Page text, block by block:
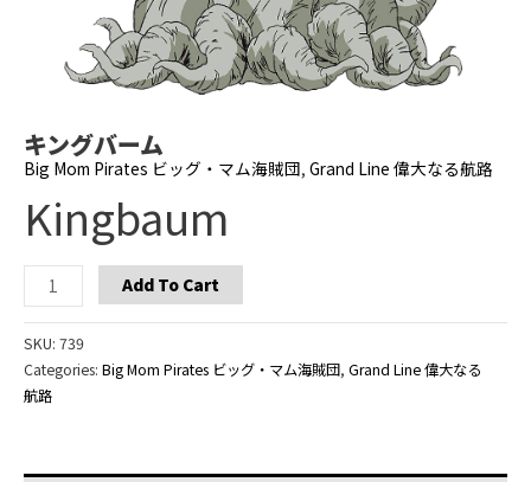
キングバーム
Big Mom Pirates ビッグ・マム海賊団, Grand Line 偉大なる航路
Kingbaum
Kingbaum
quantity
Add To Cart
SKU: 739
Categories: Big Mom Pirates ビッグ・マム海賊団, Grand Line 偉大なる
航路